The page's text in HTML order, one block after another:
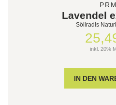
PRM
Lavendel
Söllradls
inkl. 20%